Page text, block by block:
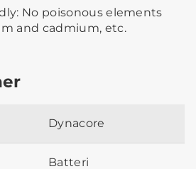
No poisonous elements
and cadmium, etc.
Dynacore
Batteri